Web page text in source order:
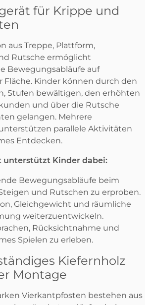
für Krippe und
aus Treppe, Plattform,
Rutsche ermöglicht
Bewegungsabläufe auf
Fläche. Kinder können durch den
Stufen bewältigen, den erhöhten
und über die Rutsche
gelangen. Mehrere
parallele Aktivitäten
Entdecken.
unterstützt Kinder dabei:
Bewegungsabläufe beim
und Rutschen zu erproben.
Gleichgewicht und räumliche
weiterzuentwickeln.
Rücksichtnahme und
Spielen zu erleben.
Kiefernholz
Montage
Vierkantpfosten bestehen aus